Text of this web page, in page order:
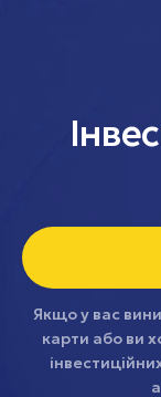
Якщо у вас
карти або ви